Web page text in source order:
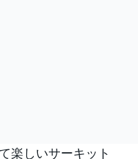
楽しいサーキット